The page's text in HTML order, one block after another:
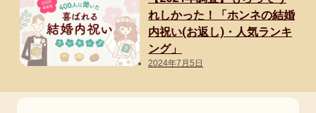
れしかった！「ホンネの結婚
内祝い(お返し)・人気ランキ
ング」
2024年7月5日